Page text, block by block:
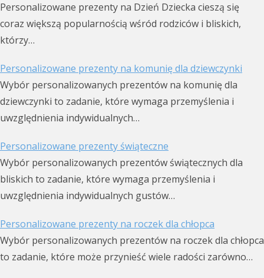
Personalizowane prezenty na Dzień Dziecka cieszą się
coraz większą popularnością wśród rodziców i bliskich,
którzy…
Personalizowane prezenty na komunię dla dziewczynki
Wybór personalizowanych prezentów na komunię dla
dziewczynki to zadanie, które wymaga przemyślenia i
uwzględnienia indywidualnych…
Personalizowane prezenty świąteczne
Wybór personalizowanych prezentów świątecznych dla
bliskich to zadanie, które wymaga przemyślenia i
uwzględnienia indywidualnych gustów…
Personalizowane prezenty na roczek dla chłopca
Wybór personalizowanych prezentów na roczek dla chłopca
to zadanie, które może przynieść wiele radości zarówno…